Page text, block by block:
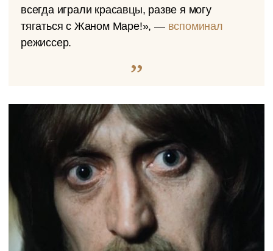
всегда играли красавцы, разве я могу
тягаться с Жаном Маре!», — вспоминал
режиссер.